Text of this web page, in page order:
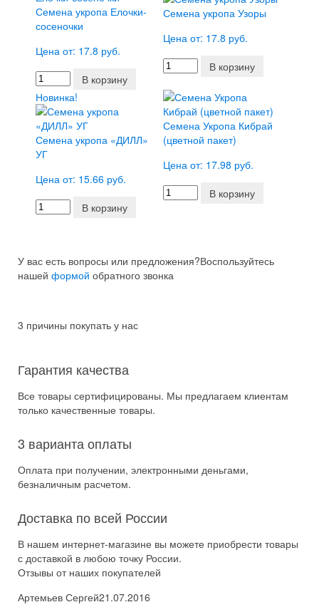
Семена укропа Елочки-
сосеночки
Цена от: 17.8 руб.
В корзину
Семена укропа Узоры
Цена от: 17.8 руб.
В корзину
Новинка!
Семена укропа «ДИЛЛ»
УГ
Цена от: 15.66 руб.
В корзину
Семена Укропа Кибрай
(цветной пакет)
Цена от: 17.98 руб.
В корзину
У вас есть вопросы или предложения?Воспользуйтесь
нашей формой обратного звонка
3 причины покупать у нас
Гарантия качества
Все товары сертифицированы. Мы предлагаем клиентам
только качественные товары.
3 варианта оплаты
Оплата при получении, электронными деньгами,
безналичным расчетом.
Доставка по всей России
В нашем интернет-магазине вы можете приобрести товары
с доставкой в любою точку России.
Отзывы от наших покупателей
Артемьев Сергей21.07.2016